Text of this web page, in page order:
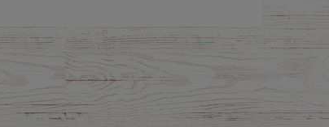
zawiera ewentualnych kosztów